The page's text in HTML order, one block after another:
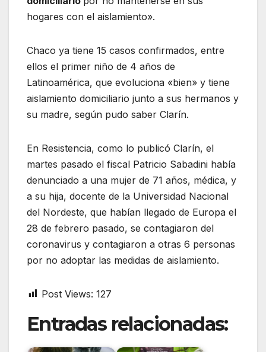
hogares con el aislamiento».
Chaco ya tiene 15 casos confirmados, entre
ellos el primer niño de 4 años de
Latinoamérica, que evoluciona «bien» y tiene
aislamiento domiciliario junto a sus hermanos y
su madre, según pudo saber Clarín.
En Resistencia, como lo publicó Clarín, el
martes pasado el fiscal Patricio Sabadini había
denunciado a una mujer de 71 años, médica, y
a su hija, docente de la Universidad Nacional
del Nordeste, que habían llegado de Europa el
28 de febrero pasado, se contagiaron del
coronavirus y contagiaron a otras 6 personas
por no adoptar las medidas de aislamiento.
Post Views: 127
Entradas relacionadas: